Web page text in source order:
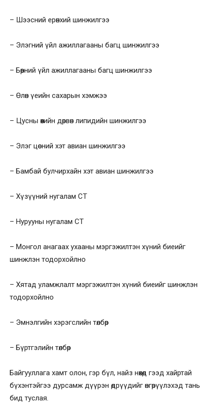
– Шээсний ерөнхий шинжилгээ
– Элэгний үйл ажиллагааны багц шинжилгээ
– Бөөрний үйл ажиллагааны багц шинжилгээ
– Өлөн үеийн сахарын хэмжээ
– Цусны өөхийн дөрвөн липидийн шинжилгээ
– Элэг цөсний хэт авиан шинжилгээ
– Бамбай булчирхайн хэт авиан шинжилгээ
– Хүзүүний нугалам СТ
– Нурууны нугалам СТ
– Монгол анагаах ухааны мэргэжилтэн хүний биеийг
шинжлэн тодорхойлно
– Хятад уламжлалт мэргэжилтэн хүний биеийг шинжлэн
тодорхойлно
– Эмнэлгийн хэрэгслийн төлбөр
– Бүртгэлийн төлбөр
Байгууллага хамт олон, гэр бүл, найз нөхөд гээд хайртай
бүхэнтэйгээ дурсамж дүүрэн өдрүүдийг өнгөрүүлэхэд тань
бид туслая.